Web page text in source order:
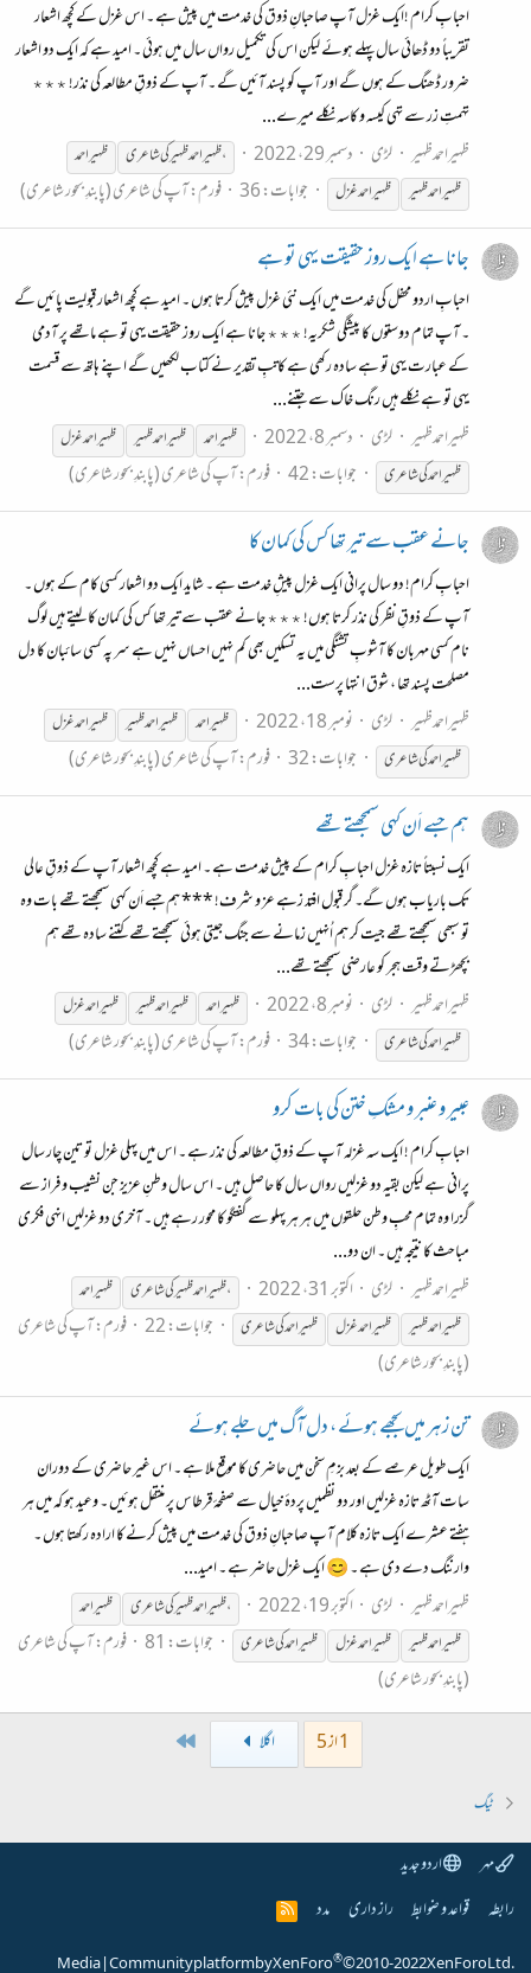
احبابِ کرام !ایک غزل آپ صاحبانِ ذوق کی خدمت میں پیش ہے ۔ اس غزل کے کچھ اشعار
تقریباً دو ڈھائی سال پہلے ہوئے لیکن اس کی تکمیل رواں سال میں ہوئی ۔ امید ہے کہ ایک دو اشعار
ضرور ڈھنگ کے ہوں گے اور آپ کو پسند آئیں گے ۔ آپ کے ذوقِ مطالعہ کی نذر! ٭٭٭
تہمتِ زر سے تہی کیسہ و کاسہ نکلے میرے...
ظہیراحمدظہیر لڑی دسمبر 29، 2022 ،ظہیراحمدظہیر کی شاعری ظہیراحمد
ظہیراحمدظہیر ظہیراحمد غزل جوابات: 36 فورم:آپ کی شاعری (پابندِ بحور شاعری)
جانا ہے ایک روز حقیقت یہی تو ہے
احبابِ اردو محفل کی خدمت میں ایک نئی غزل پیش کرتا ہوں ۔ امید ہے کچھ اشعار قبولیت پائیں گے
۔ آپ تمام دوستوں کا پیشگی شکریہ! ٭٭٭ جانا ہے ایک روز حقیقت یہی تو ہے ماتھے پر آدمی
کے عبارت یہی تو ہے سادہ رکھی ہے کاتبِ تقدیر نے کتاب لکھیں گے اپنے ہاتھ سے قسمت
یہی تو ہے نکلے ہیں رنگ خاک سے جتنے...
ظہیراحمدظہیر لڑی دسمبر 8، 2022 ظہیراحمد ظہیراحمدظہیر ظہیراحمد غزل
ظہیراحمد کی شاعری جوابات: 42 فورم:آپ کی شاعری (پابندِ بحور شاعری)
جانے عقب سے تیر تھا کس کی کمان کا
احبابِ کرام! دو سال پرانی ایک غزل پیشِ خدمت ہے ۔ شاید ایک دو اشعار کسی کام کے ہوں ۔
آپ کے ذوقِ نظر کی نذر کرتا ہوں! ٭٭٭ جانے عقب سے تیر تھا کس کی کمان کا لیتے ہیں لوگ
نام کسی مہربان کا آشوبِ تشنگی میں یہ تسکیں بھی کم نہیں احساں نہیں ہے سر پہ کسی سائبان کا دل
مصلحت پسند تھا ، شوق انتہا پرست...
ظہیراحمدظہیر لڑی نومبر 18، 2022 ظہیراحمد ظہیراحمدظہیر ظہیراحمد غزل
ظہیراحمد کی شاعری جوابات: 32 فورم:آپ کی شاعری (پابندِ بحور شاعری)
ہم جسے اَن کہی سمجھتے تھے
ایک نسبتاً تازہ غزل احبابِ کرام کے پیش خدمت ہے ۔ امید ہے کچھ اشعار آپ کے ذوقِ عالی
تک باریاب ہوں گے۔ گر قبول افتد زہے عز و شرف! *** ہم جسے اَن کہی سمجھتے تھے بات وہ
تو سبھی سمجھتے تھے جیت کر ہم اُنہیں زمانے سے جنگ جیتی ہوئی سمجھتے تھے کتنے سادہ تھے ہم
بچھڑتے وقت ہجر کو عارضی سمجھتے تھے...
ظہیراحمدظہیر لڑی نومبر 8، 2022 ظہیراحمد ظہیراحمدظہیر ظہیراحمد غزل
ظہیراحمد کی شاعری جوابات: 34 فورم:آپ کی شاعری (پابندِ بحور شاعری)
عبیر و عنبر و مشکِ ختن کی بات کرو
احبابِ کرام ! ایک سہ غزلہ آپ کے ذوقِ مطالعہ کی نذر ہے ۔ اس میں پہلی غزل تو تین چار سال
پرانی ہے لیکن بقیہ دو غزلیں رواں سال کا حاصل ہیں ۔ اس سال وطنِ عزیز جن نشیب و فراز سے
گزرا وہ تمام محبِ وطن حلقوں میں ہر ہر پہلو سے گفتگو کا محور رہے ہیں ۔ آخری دو غزلیں انہی فکری
مباحث کا نتیجہ ہیں ۔ ان دو...
ظہیراحمدظہیر لڑی اکتوبر 31، 2022 ،ظہیراحمدظہیرکی شاعری ظہیراحمد
ظہیراحمدظہیر ظہیراحمد غزل ظہیراحمد کی شاعری جوابات: 22 فورم:آپ کی شاعری
(پابندِ بحور شاعری)
تن زہر میں بجھے ہوئے ، دل آگ میں جلے ہوئے
ایک طویل عرصے کے بعد بزمِ سخن میں حاضری کا موقع ملا ہے ۔ اس غیر حاضری کے دوران
سات آٹھ تازہ غزلیں اور دو نظمیں پردۂ خیال سے صفحۂ قرطاس پر منتقل ہوئیں ۔ وعید ہو کہ میں ہر
ہفتے عشرے ایک تازہ کلام آپ صاحبانِ ذوق کی خدمت میں پیش کرنے کا ارادہ رکھتا ہوں ۔
وارننگ دے دی ہے ۔ 😊 ایک غزل حاضر ہے ۔ امید...
ظہیراحمدظہیر لڑی اکتوبر 19، 2022 ،ظہیراحمدظہیرکی شاعری ظہیراحمد
ظہیراحمدظہیر ظہیراحمد غزل ظہیراحمد کی شاعری جوابات: 81 فورم:آپ کی شاعری
(پابندِ بحور شاعری)
1 از 5
اگلا
ٹیگ
مہر
اردو جدید
رابطہ قواعد و ضوابط راز داری مدد
R
S
Community platform by XenForo®© 2010-2022 XenForo Ltd.
|
Media